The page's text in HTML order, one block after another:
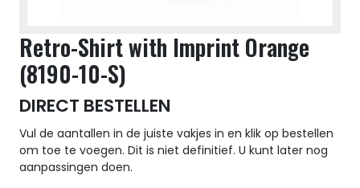
Retro-Shirt with Imprint Orange
(8190-10-S)
DIRECT BESTELLEN
Vul de aantallen in de juiste vakjes in en klik op bestellen
om toe te voegen. Dit is niet definitief. U kunt later nog
aanpassingen doen.